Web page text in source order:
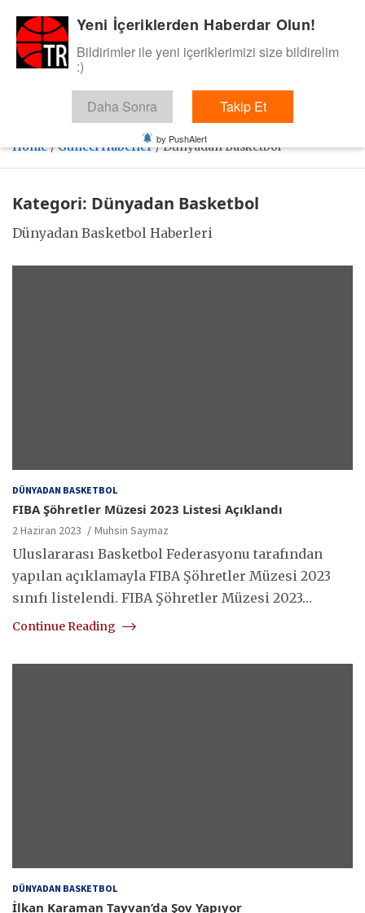
content
BasketTR
Sol dip çizgiden bir basket de bizden gelsin dedik.
Home Güncel Haberler Dünyadan Basketbol
Kategori: Dünyadan Basketbol
Dünyadan Basketbol Haberleri
DÜNYADAN BASKETBOL
FIBA Şöhretler Müzesi 2023 Listesi Açıklandı
2 Haziran 2023 Muhsin Saymaz
Uluslararası Basketbol Federasyonu tarafından
yapılan açıklamayla FIBA Şöhretler Müzesi 2023
sınıfı listelendi. FIBA Şöhretler Müzesi 2023…
Continue Reading
DÜNYADAN BASKETBOL
İlkan Karaman Tayvan’da Şov Yapıyor
Yeni İçeriklerden Haberdar Olun!
Bildirimler ile yeni içeriklerimizi size bildirelim
:)
Daha Sonra Takip Et
by PushAlert